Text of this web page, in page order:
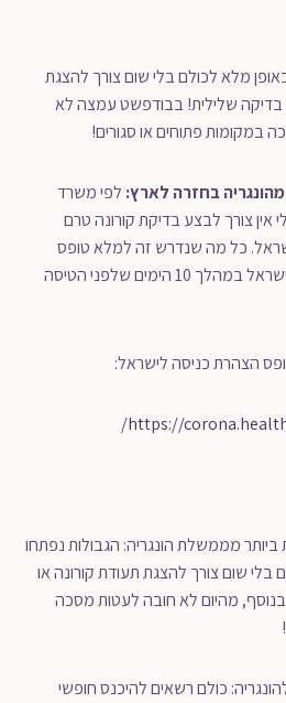
מלא לכולם בלי שום צורך להצגת
בדיקה שלילית! בבודפשט עמצה לא
במקומות פתוחים או סגורים!
בחזרה לארץ: לפי משרד
אין צורך לבצע בדיקת קורונה טרם
כל מה שנדרש זה למלא טופס
הצהרת כניסה לישראל במהלך 10 הימים שלפני הטיסה
הצהרת כניסה לישראל:
https://
מממשלת הונגריה: הגבולות נפתחו
בלי שום צורך להצגת תעודת קורונה או
מהיום לא חובה לעטות מסכה
כולם רשאים להיכנס חופשי